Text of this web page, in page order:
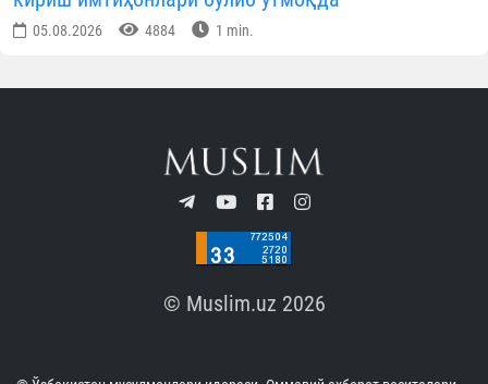
05.08.2026 4884 1 min.
© Muslim.uz 2026